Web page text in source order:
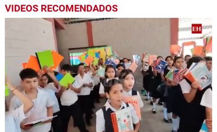
VIDEOS RECOMENDADOS